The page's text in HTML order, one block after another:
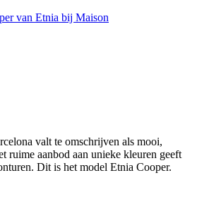
valt te omschrijven als mooi,
ruime aanbod aan unieke kleuren geeft
Dit is het model Etnia Cooper.